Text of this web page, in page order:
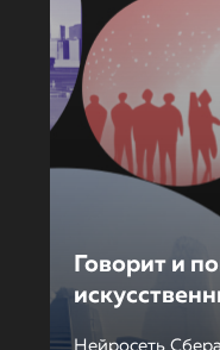
Говорит и
Нейросеть